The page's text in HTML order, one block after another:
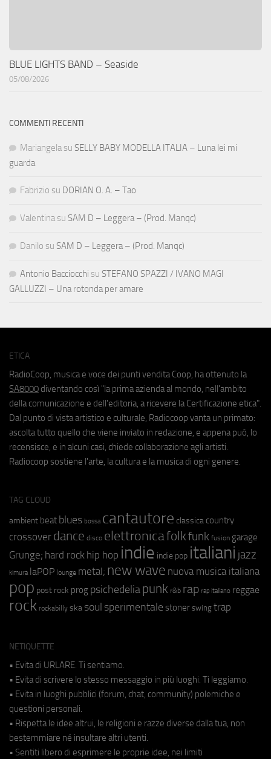
BLUE LIGHTS BAND – Seaside
05/08/2026
COMMENTI RECENTI
Mariangela su SELLY BABY MODELLA ITALIA – Luna lei mi
guarda
Fabrizio su DORIAN O. A. – Tao
Valentina su SAM D – Leggera – (Prod. Manqc)
Danilo su SAM D – Leggera – (Prod. Manqc)
Antonio Bacciocchi su STEFANO SPAZZI / IVANO MAGI
GALLUZZI – Una rotonda per amare
ETICA
RadioCoop, musica e voce dei punti vendita Coop, ha ottenuto la
SA8000 diventando così "la prima azienda al mondo, nell'ambito
della comunicazione e dell'editoria, a ricevere la Certificazione etica".
Dal punto di vista artistico e culturale, Radiocoop vanta un primato:
ascolta tutto quello che viene inviato in redazione, e appena può, lo
recensisce, e in alcuni casi, chiede collaborazione agli artisti.
Radiocoop sostiene l'arte, la cultura e la musica di ogni genere.
TAG CLOUD
ambient beat blues bossa cantautore classica country
crossover dance disco elettronicafolkfunk fusion garage
Grunge; hard rock hip hop indie indie pop italiani jazz
kimura laPOP lounge metal; new wave nuova musica italiana
pop post rock prog psichedeliapunk r&b rap rap italiano reggae
rock rockabilly ska soul sperimentale stoner swing trap
NETIQUETTE
• Evita di URLARE. Ti sentiamo.
• Evita di scrivere lo stesso messaggio in più luoghi. Ti leggiamo.
• Evita in luoghi pubblici (forum, chat, community) polemiche e
questioni personali.
• Rispetta le idee altrui, le religioni e razze diverse dalla tua, non
bestemmiare né insultare altri utenti.
• Sentiti libero di esprimere le proprie idee, nei limiti